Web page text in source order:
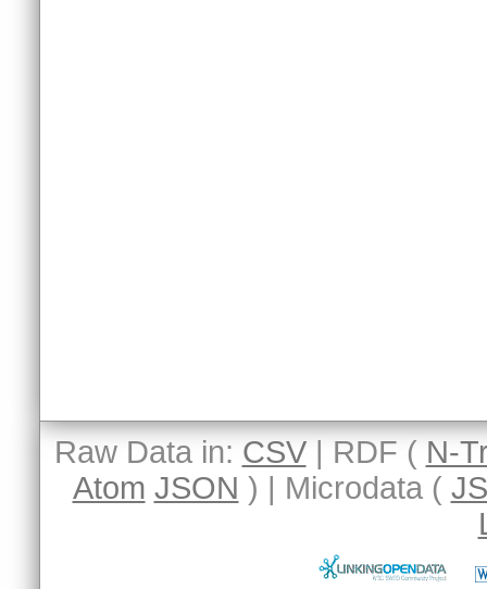
Raw Data in: CSV| RDF ( N-
Atom JSON ) | Microdata (